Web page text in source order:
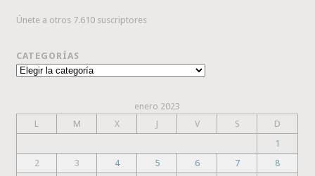
Únete a otros 7.610 suscriptores
CATEGORÍAS
Categorías
enero 2023
L
M X J V S
D
1
2
3 4 5 6 7
8